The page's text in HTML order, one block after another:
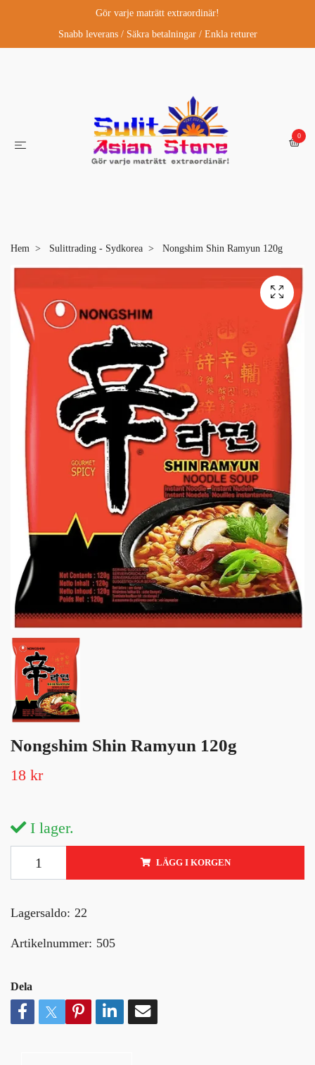
Gör varje maträtt extraordinär!
Snabb leverans / Säkra betalningar / Enkla returer
0
Hem Sulittrading - Sydkorea Nongshim Shin Ramyun 120g
Nongshim Shin Ramyun 120g
18 kr
I lager.
LÄGG I KORGEN
Lagersaldo: 22
Artikelnummer: 505
Dela